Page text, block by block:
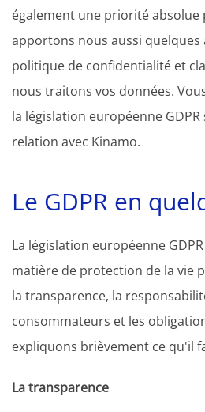
également une priorité absolue
apportons nous aussi
politique de confidentialité et
nous traitons vos données.
la législation européenne
relation avec Kinamo.
Le GDPR en
La législation européenne
matière de protection de la vie
la transparence, la
consommateurs et les
expliquons brièvement ce qu'il
La transparence